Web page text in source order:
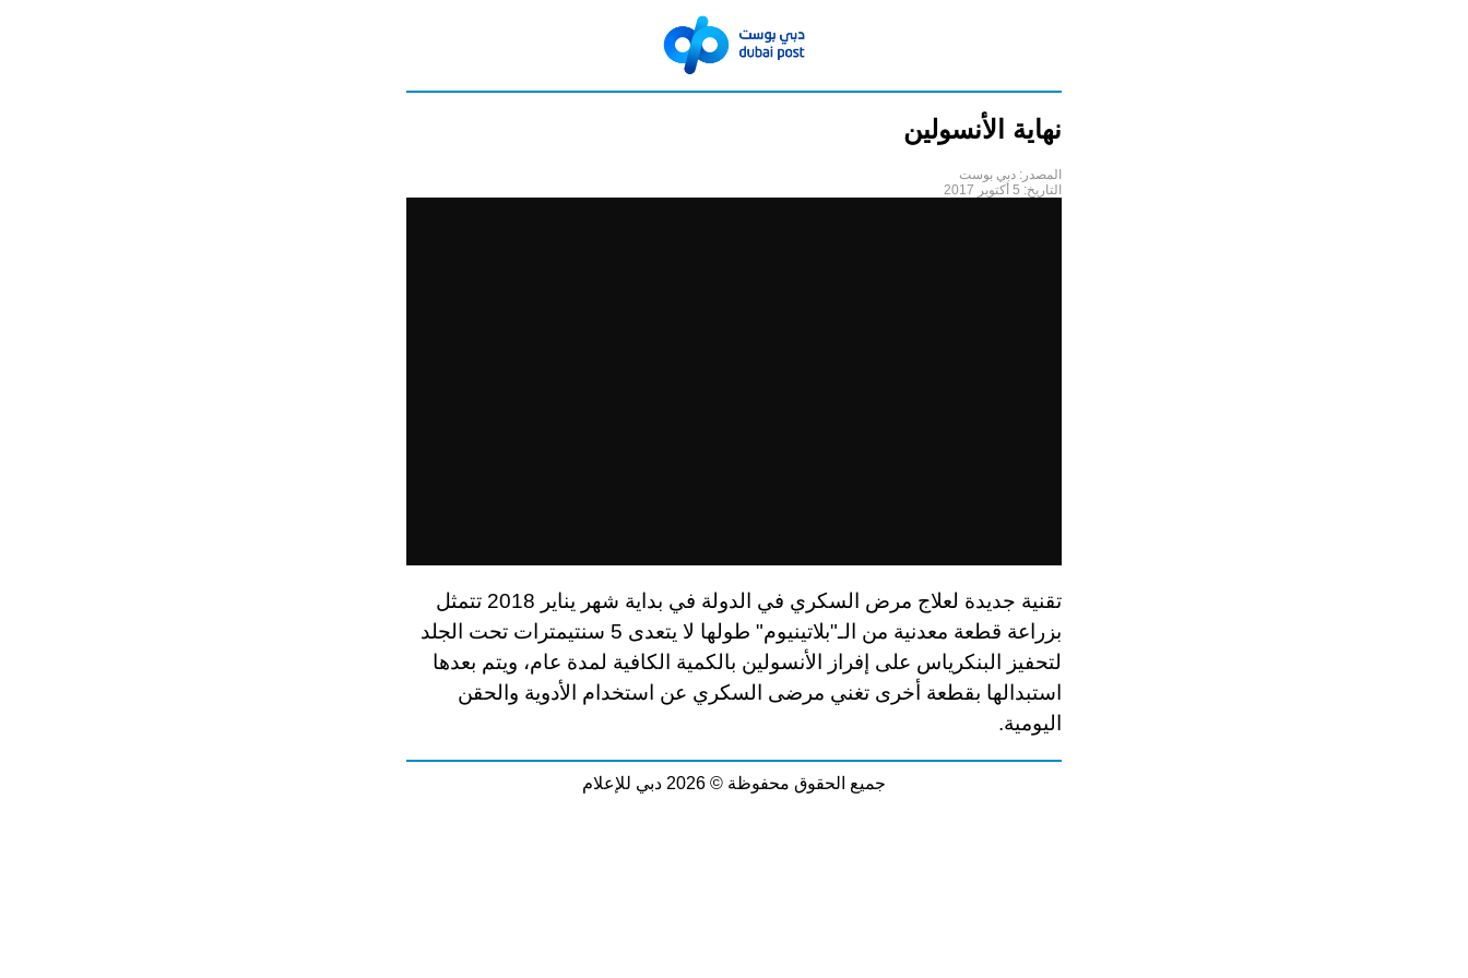
نهاية الأنسولين
المصدر: دبي بوست
التاريخ: 5 أكتوبر 2017
تقنية جديدة لعلاج مرض السكري في الدولة في بداية شهر يناير 2018 تتمثل
بزراعة قطعة معدنية من الـ"بلاتينيوم" طولها لا يتعدى 5 سنتيمترات تحت الجلد
لتحفيز البنكرياس على إفراز الأنسولين بالكمية الكافية لمدة عام، ويتم بعدها
استبدالها بقطعة أخرى تغني مرضى السكري عن استخدام الأدوية والحقن
اليومية.
جميع الحقوق محفوظة © 2026 دبي للإعلام